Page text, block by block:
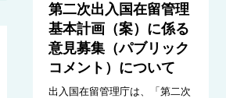
第二次出入国在留管理
基本計画（案）に係る
意見募集（パブリック
コメント）について
出入国在留管理庁は、「第二次